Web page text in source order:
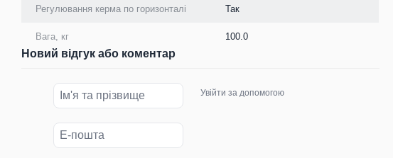
Регулювання керма по горизонталі Так
Вага, кг 100.0
Новий відгук або коментар
Увійти за допомогою